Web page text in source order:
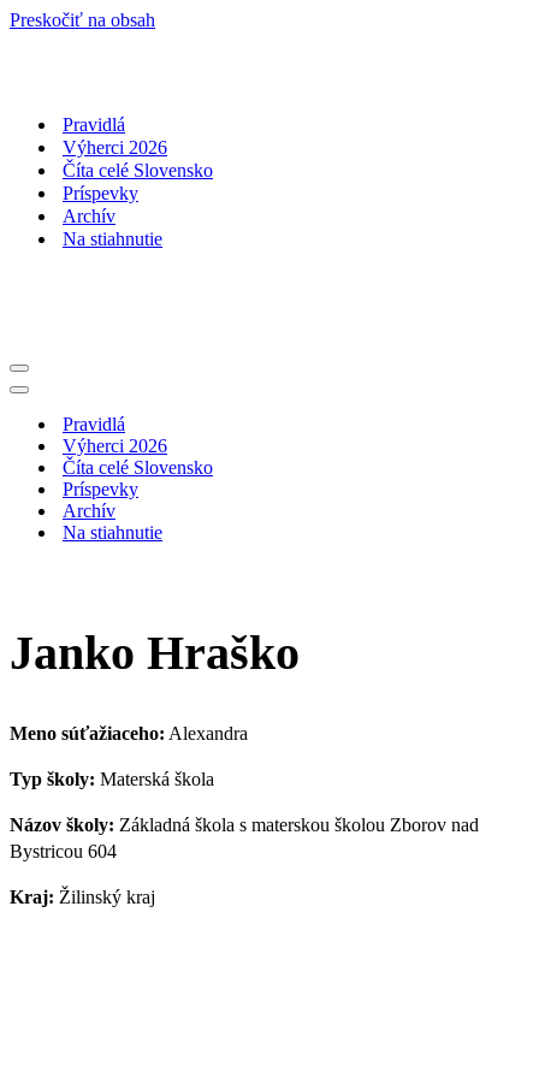
Preskočiť na obsah
Pravidlá
Výherci 2026
Číta celé Slovensko
Príspevky
Archív
Na stiahnutie
Menu
navigácie
Menu
navigáciePravidlá
Výherci 2026
Číta celé Slovensko
Príspevky
Archív
Na stiahnutie
Janko Hraško
Meno súťažiaceho: Alexandra
Typ školy: Materská škola
Názov školy: Základná škola s materskou školou Zborov nad
Bystricou 604
Kraj: Žilinský kraj